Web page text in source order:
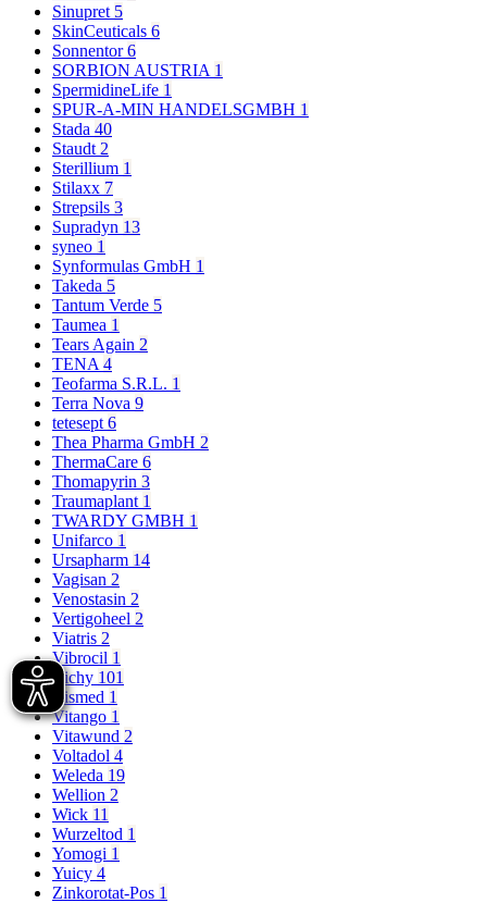
Sinupret 5
SkinCeuticals 6
Sonnentor6
SORBION AUSTRIA 1
SpermidineLife 1
SPUR-A-MIN HANDELSGMBH 1
Stada 40
Staudt 2
Sterillium 1
Stilaxx 7
Strepsils 3
Supradyn 13
syneo 1
Synformulas GmbH 1
Takeda 5
Tantum Verde 5
Taumea 1
Tears Again 2
TENA 4
Teofarma S.R.L. 1
Terra Nova 9
tetesept 6
Thea Pharma GmbH 2
ThermaCare 6
Thomapyrin 3
Traumaplant 1
TWARDY GMBH 1
Unifarco 1
Ursapharm 14
Vagisan 2
Venostasin 2
Vertigoheel 2
Viatris 2
Vibrocil 1
Vichy 101
Vismed 1
Vitango 1
Vitawund 2
Voltadol 4
Weleda 19
Wellion 2
Wick 11
Wurzeltod 1
Yomogi 1
Yuicy 4
Zinkorotat-Pos 1